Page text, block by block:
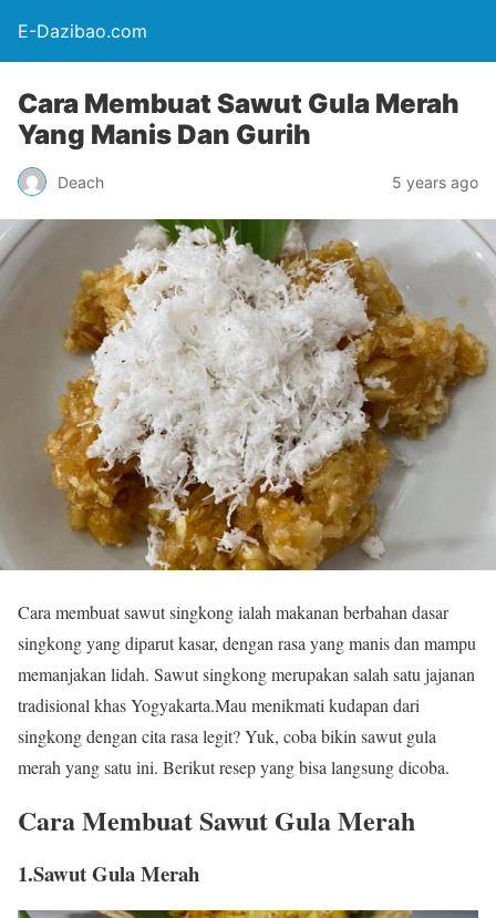
E-Dazibao.com
Cara Membuat Sawut Gula Merah
Yang Manis Dan Gurih
Deach 5 years ago
Cara membuat sawut singkong ialah makanan berbahan dasar
singkong yang diparut kasar, dengan rasa yang manis dan mampu
memanjakan lidah. Sawut singkong merupakan salah satu jajanan
tradisional khas Yogyakarta.Mau menikmati kudapan dari
singkong dengan cita rasa legit? Yuk, coba bikin sawut gula
merah yang satu ini. Berikut resep yang bisa langsung dicoba.
Cara Membuat Sawut Gula Merah
1.Sawut Gula Merah